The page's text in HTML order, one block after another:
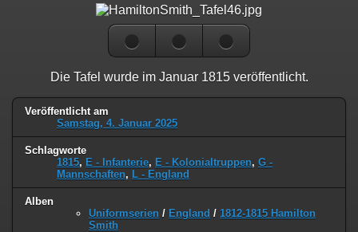
Die Tafel wurde im Januar 1815 veröffentlicht.
Veröffentlicht am
Samstag, 4. Januar 2025
Schlagworte
1815, E - Infanterie, E - Kolonialtruppen, G -
Mannschaften, L - England
Alben
Uniformserien / England / 1812-1815 Hamilton
Smith